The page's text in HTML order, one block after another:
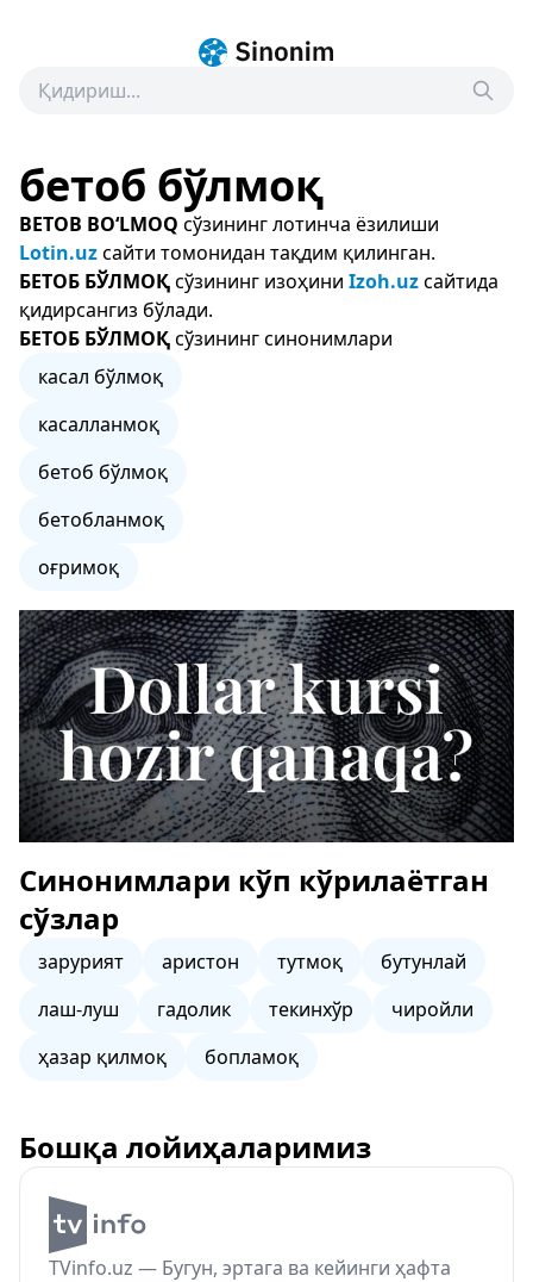
бетоб бўлмоқ
BETOB BO‘LMOQ сўзининг лотинча ёзилиши
Lotin.uzсайти томонидан тақдим қилинган.
БЕТОБ БЎЛМОҚсўзининг изоҳини Izoh.uzсайтида
қидирсангиз бўлади.
БЕТОБ БЎЛМОҚсўзининг синонимлари
касал бўлмоқ
касалланмоқ
бетоб бўлмоқ
бетобланмоқ
оғримоқ
Синонимлари кўп кўрилаётган
сўзлар
зарурият аристон тутмоқ
бутунлай
лаш-луш
гадолик текинхўр
чиройли
ҳазар қилмоқ
бопламоқ
Бошқа лойиҳаларимиз
TVinfo.uz — Бугун, эртага ва кейинги ҳафта